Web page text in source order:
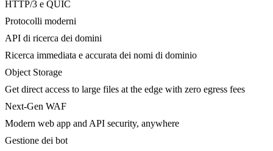
HTTP/3 e QUIC
Protocolli moderni
API di ricerca dei domini
Ricerca immediata e accurata dei nomi di dominio
Object Storage
Get direct access to large files at the edge with zero egress fees
Next-Gen WAF
Modern web app and API security, anywhere
Gestione dei bot